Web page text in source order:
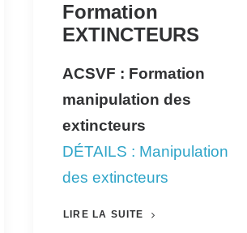
Formation
EXTINCTEURS
ACSVF : Formation
manipulation des
extincteurs
DÉTAILS : Manipulation
des extincteurs
LIRE LA SUITE